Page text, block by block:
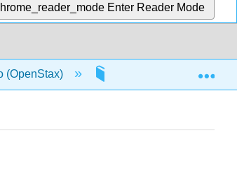
Enter Reader Mode
(OpenStax) 8: Mercadotecnia y